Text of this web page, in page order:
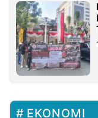
EKONOMI